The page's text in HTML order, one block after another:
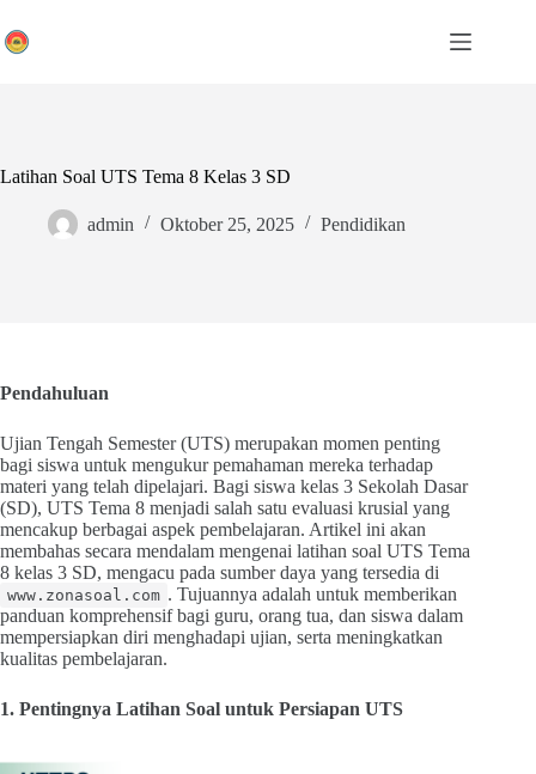
to
content
Latihan Soal UTS Tema 8 Kelas 3 SD
admin Oktober 25, 2025 Pendidikan
Pendahuluan
Ujian Tengah Semester (UTS) merupakan momen penting
bagi siswa untuk mengukur pemahaman mereka terhadap
materi yang telah dipelajari. Bagi siswa kelas 3 Sekolah Dasar
(SD), UTS Tema 8 menjadi salah satu evaluasi krusial yang
mencakup berbagai aspek pembelajaran. Artikel ini akan
membahas secara mendalam mengenai latihan soal UTS Tema
8 kelas 3 SD, mengacu pada sumber daya yang tersedia di
www.zonasoal.com . Tujuannya adalah untuk memberikan
panduan komprehensif bagi guru, orang tua, dan siswa dalam
mempersiapkan diri menghadapi ujian, serta meningkatkan
kualitas pembelajaran.
1. Pentingnya Latihan Soal untuk Persiapan UTS